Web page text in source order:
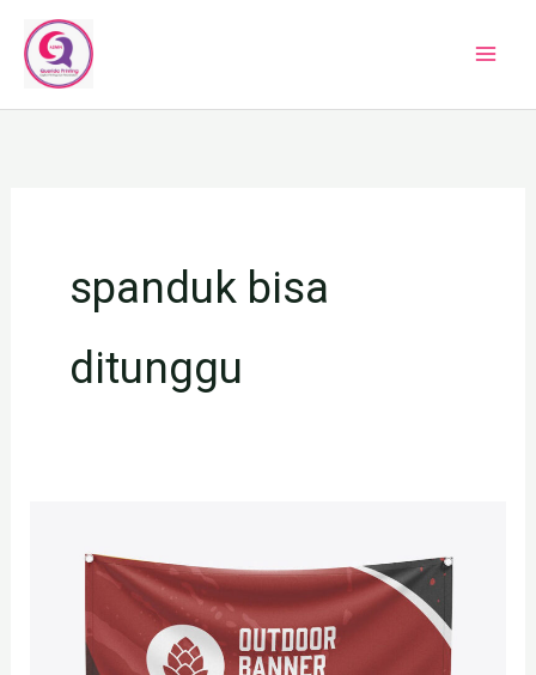
Lewati
konten
spanduk bisa
ditunggu
CETAK